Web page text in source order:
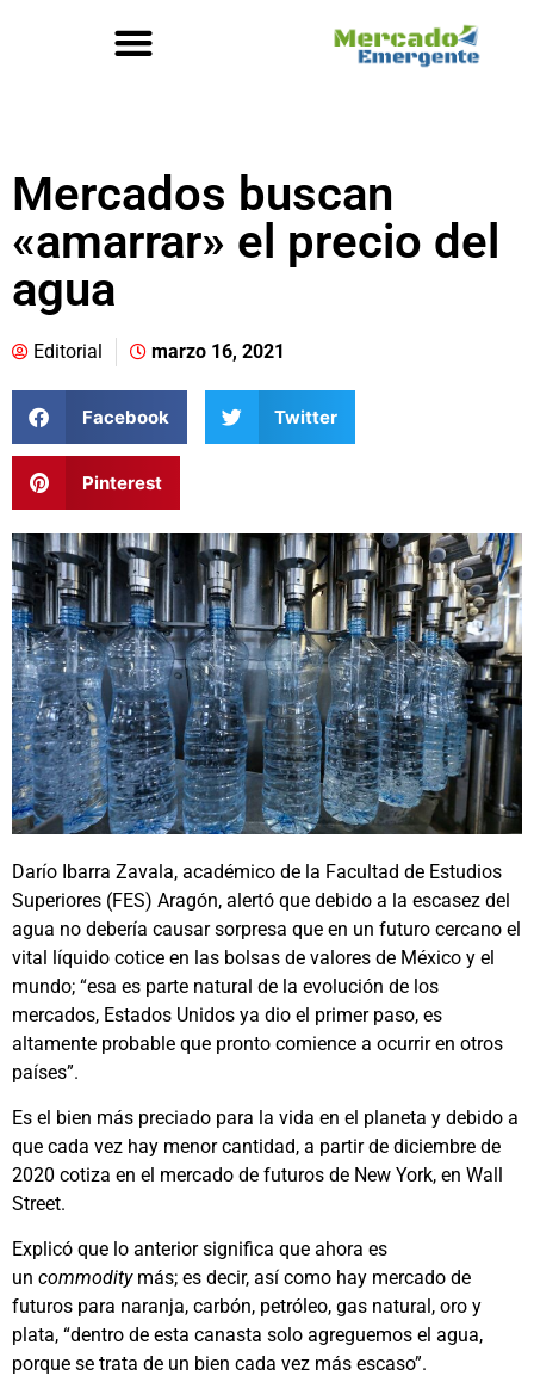
Mercados buscan
«amarrar» el precio del
agua
Editorial marzo 16, 2021
Facebook Twitter
Pinterest
Darío Ibarra Zavala, académico de la Facultad de Estudios
Superiores (FES) Aragón, alertó que debido a la escasez del
agua no debería causar sorpresa que en un futuro cercano el
vital líquido cotice en las bolsas de valores de México y el
mundo; “esa es parte natural de la evolución de los
mercados, Estados Unidos ya dio el primer paso, es
altamente probable que pronto comience a ocurrir en otros
países”.
Es el bien más preciado para la vida en el planeta y debido a
que cada vez hay menor cantidad, a partir de diciembre de
2020 cotiza en el mercado de futuros de New York, en Wall
Street.
Explicó que lo anterior significa que ahora es
un commoditymás; es decir, así como hay mercado de
futuros para naranja, carbón, petróleo, gas natural, oro y
plata, “dentro de esta canasta solo agreguemos el agua,
porque se trata de un bien cada vez más escaso”.